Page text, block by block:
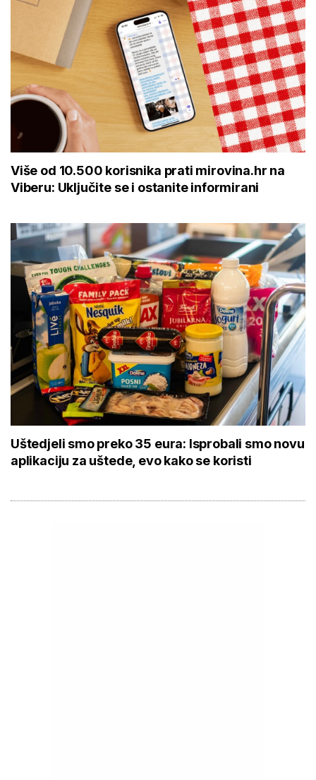
Više od 10.500 korisnika prati mirovina.hr na
Viberu: Uključite se i ostanite informirani
Uštedjeli smo preko 35 eura: Isprobali smo novu
aplikaciju za uštede, evo kako se koristi